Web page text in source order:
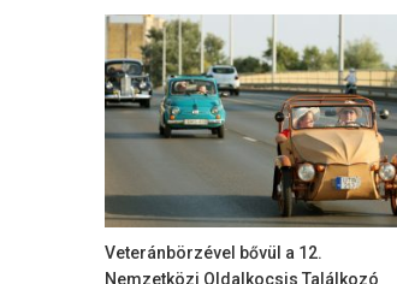
Veteránbörzével bővül a 12.
Nemzetközi Oldalkocsis Találkozó